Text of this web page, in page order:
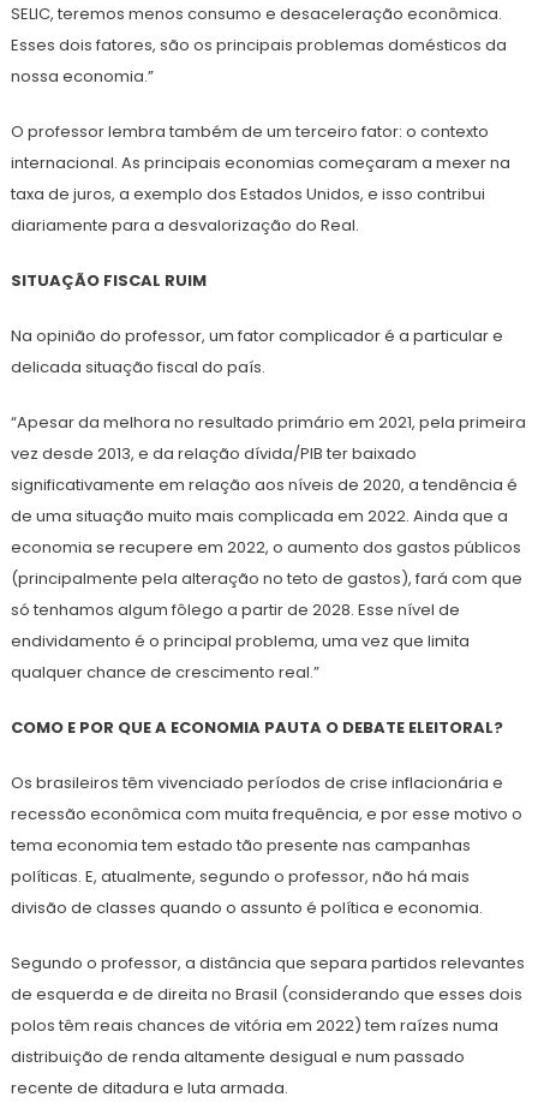
SELIC, teremos menos consumo e desaceleração econômica.
Esses dois fatores, são os principais problemas domésticos da
nossa economia.”
O professor lembra também de um terceiro fator: o contexto
internacional. As principais economias começaram a mexer na
taxa de juros, a exemplo dos Estados Unidos, e isso contribui
diariamente para a desvalorização do Real.
SITUAÇÃO FISCAL RUIM
Na opinião do professor, um fator complicador é a particular e
delicada situação fiscal do país.
“Apesar da melhora no resultado primário em 2021, pela primeira
vez desde 2013, e da relação dívida/PIB ter baixado
significativamente em relação aos níveis de 2020, a tendência é
de uma situação muito mais complicada em 2022. Ainda que a
economia se recupere em 2022, o aumento dos gastos públicos
(principalmente pela alteração no teto de gastos), fará com que
só tenhamos algum fôlego a partir de 2028. Esse nível de
endividamento é o principal problema, uma vez que limita
qualquer chance de crescimento real.”
COMO E POR QUE A ECONOMIA PAUTA O DEBATE ELEITORAL?
Os brasileiros têm vivenciado períodos de crise inflacionária e
recessão econômica com muita frequência, e por esse motivo o
tema economia tem estado tão presente nas campanhas
políticas. E, atualmente, segundo o professor, não há mais
divisão de classes quando o assunto é política e economia.
Segundo o professor, a distância que separa partidos relevantes
de esquerda e de direita no Brasil (considerando que esses dois
polos têm reais chances de vitória em 2022) tem raízes numa
distribuição de renda altamente desigual e num passado
recente de ditadura e luta armada.